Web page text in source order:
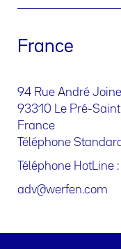
France
94 Rue André
93310 Le Pré-
France
Téléphone
Téléphone
adv@werfen.com